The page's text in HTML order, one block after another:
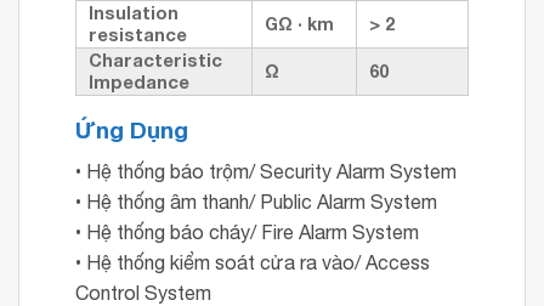
Insulation
resistance
GΩ · km
> 2
Characteristic
Impedance
Ω 60
Ứng Dụng
• Hệ thống báo trộm/ Security Alarm System
• Hệ thống âm thanh/ Public Alarm System
• Hệ thống báo cháy/ Fire Alarm System
• Hệ thống kiểm soát cửa ra vào/ Access
Control System